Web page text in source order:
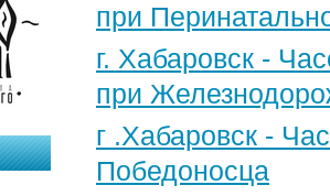
при
г. Хабаровск -
при
г .Хабаровск -
Победоносца